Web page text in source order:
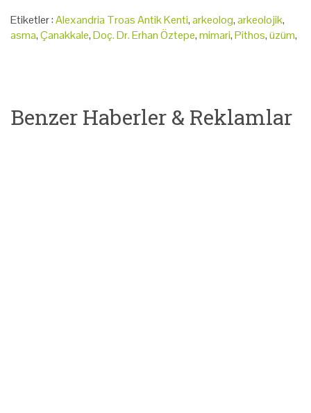
Etiketler :Alexandria Troas Antik Kenti,arkeolog,arkeolojik,
asma,Çanakkale,Doç. Dr. Erhan Öztepe,mimari,Pithos,üzüm,
Benzer Haberler & Reklamlar